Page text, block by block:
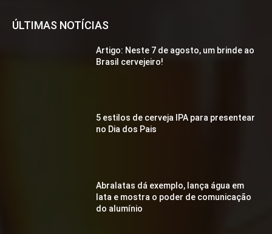
ÚLTIMAS NOTÍCIAS
Artigo: Neste 7 de agosto, um brinde ao
Brasil cervejeiro!
5 estilos de cerveja IPA para presentear
no Dia dos Pais
Abralatas dá exemplo, lança água em
lata e mostra o poder de comunicação
do alumínio